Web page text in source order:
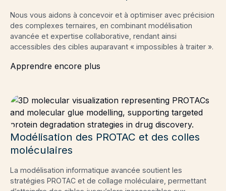
Nous vous aidons à concevoir et à optimiser avec précision
des complexes ternaires, en combinant modélisation
avancée et expertise collaborative, rendant ainsi
accessibles des cibles auparavant « impossibles à traiter ».
Apprendre encore plus
Modélisation des PROTAC et des colles
moléculaires
La modélisation informatique avancée soutient les
stratégies PROTAC et de collage moléculaire, permettant